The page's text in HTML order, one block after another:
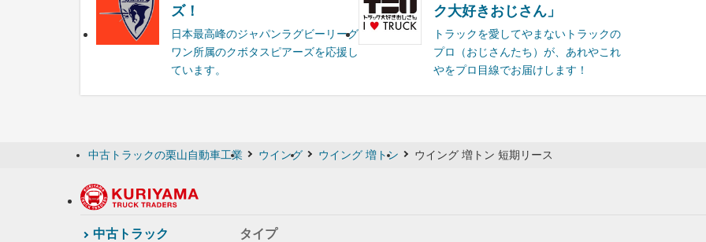
ズ！
日本最高峰のジャパンラグビーリーグ
ワン所属のクボタスピアーズを応援し
ています。
ク大好きおじさん」
トラックを愛してやまないトラックの
プロ（おじさんたち）が、あれやこれ
やをプロ目線でお届けします！
中古トラックの栗山自動車工業 ウイング ウイング 増トン ウイング 増トン 短期リース
中古トラック
タイプ